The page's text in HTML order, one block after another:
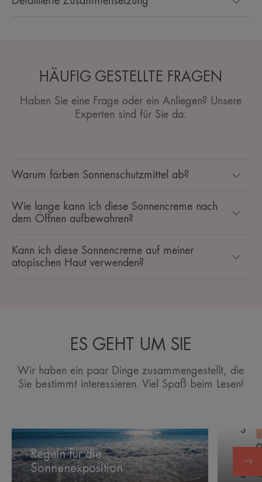
HÄUFIG GESTELLTE FRAGEN
Haben Sie eine Frage oder ein Anliegen? Unsere
Experten sind für Sie da.
Warum färben Sonnenschutzmittel ab?
Wie lange kann ich diese Sonnencreme nach
dem Öffnen aufbewahren?
Kann ich diese Sonnencreme auf meiner
atopischen Haut verwenden?
ES GEHT UM SIE
Wir haben ein paar Dinge zusammengestellt, die
Sie bestimmt interessieren. Viel Spaß beim Lesen!
Regeln
für
die
Sonnenexposition
Regeln für die
Sonnenexposition
Haut
Kindes